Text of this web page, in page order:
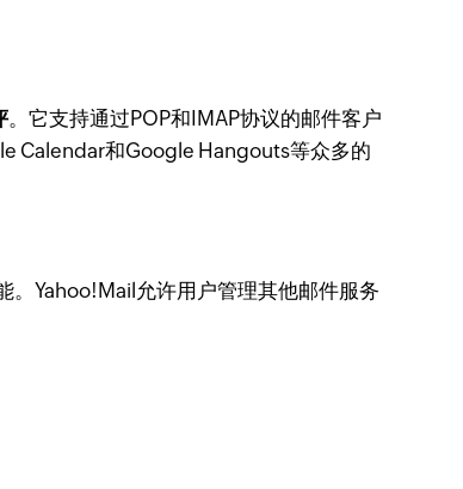
。它支持通过POP和IMAP协议的邮件客户
Calendar和Google Hangouts等众多的
Yahoo!Mail允许用户管理其他邮件服务